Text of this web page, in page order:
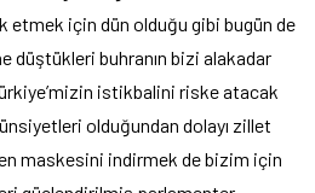
etmek için dün olduğu gibi bugün de
düştükleri buhranın bizi alakadar
istikbalini riske atacak
ünsiyetleri olduğundan dolayı zillet
maskesini indirmek de bizim için